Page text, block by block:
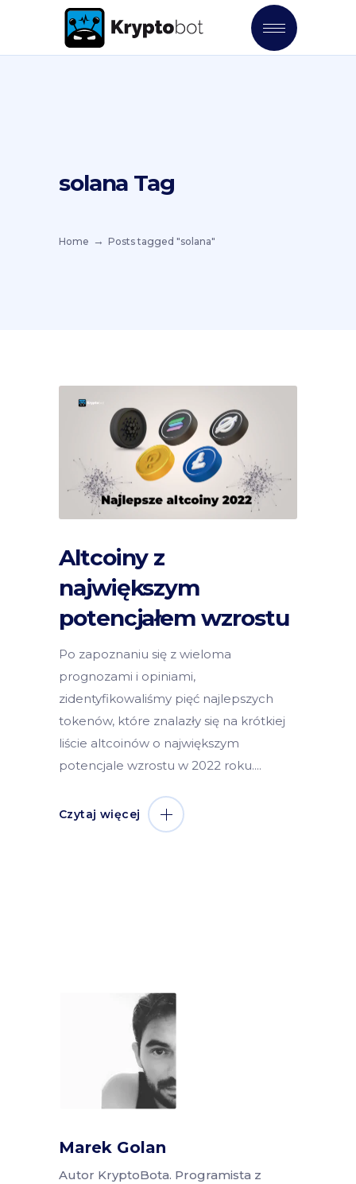
solana Tag
Home Posts tagged "solana"
Altcoiny z
największym
potencjałem wzrostu
Po zapoznaniu się z wieloma
prognozami i opiniami,
zidentyfikowaliśmy pięć najlepszych
tokenów, które znalazły się na krótkiej
liście altcoinów o największym
potencjale wzrostu w 2022 roku.
Czytaj więcej
Marek Golan
Autor KryptoBota. Programista z